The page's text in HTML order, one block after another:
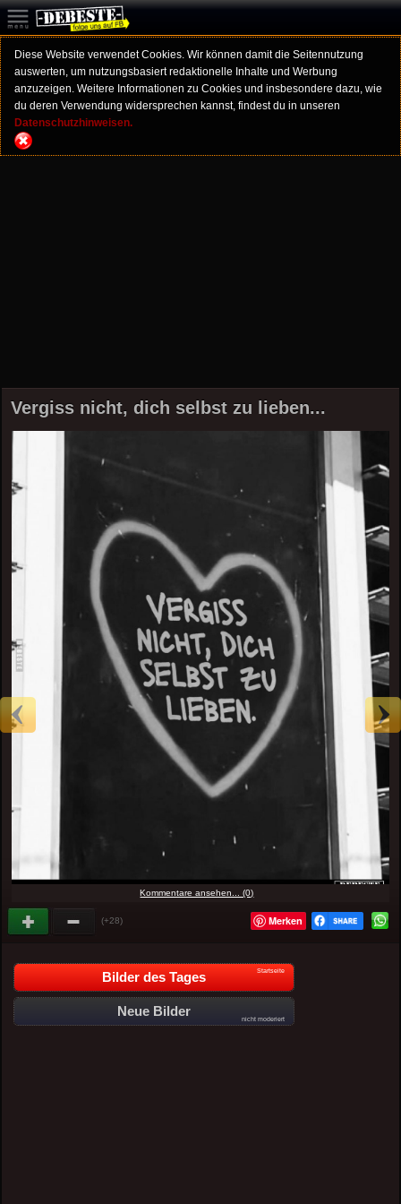
Diese Website verwendet Cookies. Wir können damit die Seitennutzung
auswerten, um nutzungsbasiert redaktionelle Inhalte und Werbung
anzuzeigen. Weitere Informationen zu Cookies und insbesondere dazu, wie
du deren Verwendung widersprechen kannst, findest du in unseren
Datenschutzhinweisen.
Vergiss nicht, dich selbst zu lieben...
Kommentare ansehen... (0)
(+28) Merken
Bilder des Tages Startseite
Neue Bilder
nicht moderiert